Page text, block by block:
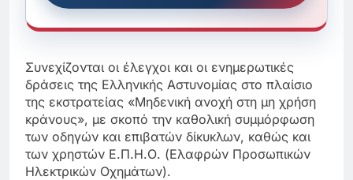
Συνεχίζονται οι έλεγχοι και οι ενημερωτικές
δράσεις της Ελληνικής Αστυνομίας στο πλαίσιο
της εκστρατείας «Μηδενική ανοχή στη μη χρήση
κράνους», με σκοπό την καθολική συμμόρφωση
των οδηγών και επιβατών δίκυκλων, καθώς και
των χρηστών Ε.Π.Η.Ο. (Ελαφρών Προσωπικών
Ηλεκτρικών Οχημάτων).